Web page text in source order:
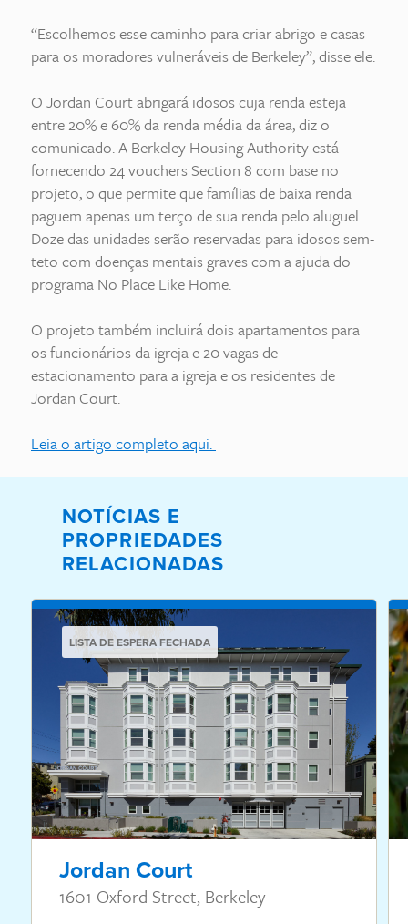
“Escolhemos esse caminho para criar abrigo e casas
para os moradores vulneráveis de Berkeley”, disse ele.
O Jordan Court abrigará idosos cuja renda esteja
entre 20% e 60% da renda média da área, diz o
comunicado. A Berkeley Housing Authority está
fornecendo 24 vouchers Section 8 com base no
projeto, o que permite que famílias de baixa renda
paguem apenas um terço de sua renda pelo aluguel.
Doze das unidades serão reservadas para idosos sem-
teto com doenças mentais graves com a ajuda do
programa No Place Like Home.
O projeto também incluirá dois apartamentos para
os funcionários da igreja e 20 vagas de
estacionamento para a igreja e os residentes de
Jordan Court.
Leia o artigo completo aqui.
NOTÍCIAS E
PROPRIEDADES
RELACIONADAS
LISTA DE ESPERA FECHADA
Jordan Court
1601 Oxford Street, Berkeley